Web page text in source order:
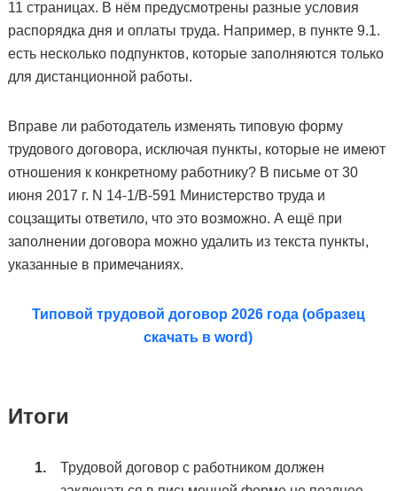
11 страницах. В нём предусмотрены разные условия
распорядка дня и оплаты труда. Например, в пункте 9.1.
есть несколько подпунктов, которые заполняются только
для дистанционной работы.
Вправе ли работодатель изменять типовую форму
трудового договора, исключая пункты, которые не имеют
отношения к конкретному работнику? В письме от 30
июня 2017 г. N 14-1/В-591 Министерство труда и
соцзащиты ответило, что это возможно. А ещё при
заполнении договора можно удалить из текста пункты,
указанные в примечаниях.
Типовой трудовой договор 2026 года (образец
скачать в word)
Итоги
Трудовой договор с работником должен